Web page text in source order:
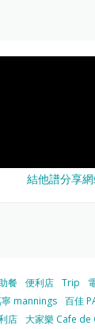
結他譜分享
餐 便利店 Trip
mannings 百佳
店 大家樂 Cafe de